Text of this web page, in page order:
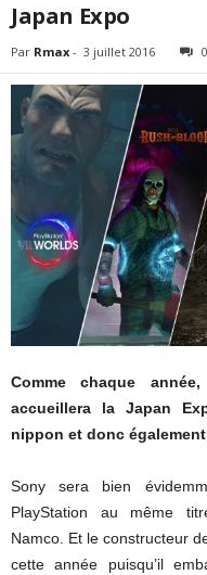
Japan Expo
Par Rmax - 3 juillet 2016 0
Comme chaque
accueillera la Japan
nippon et donc
Sony sera bien
PlayStation au même
Namco. Et le constructeur
cette année puisqu’il